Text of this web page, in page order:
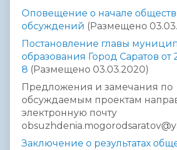
Оповещение о начале
обсуждений (Размещено
Постановление главы
образования Город Саратов
8 (Размещено 03.03.2020)
Предложения и замечания по
обсуждаемым проектам
электронную почту
Заключение о результатах